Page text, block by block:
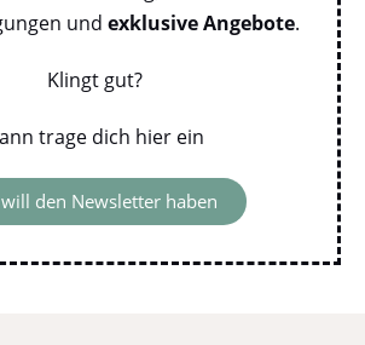
und exklusive Angebote.
Klingt gut?
trage dich hier ein
den Newsletter haben